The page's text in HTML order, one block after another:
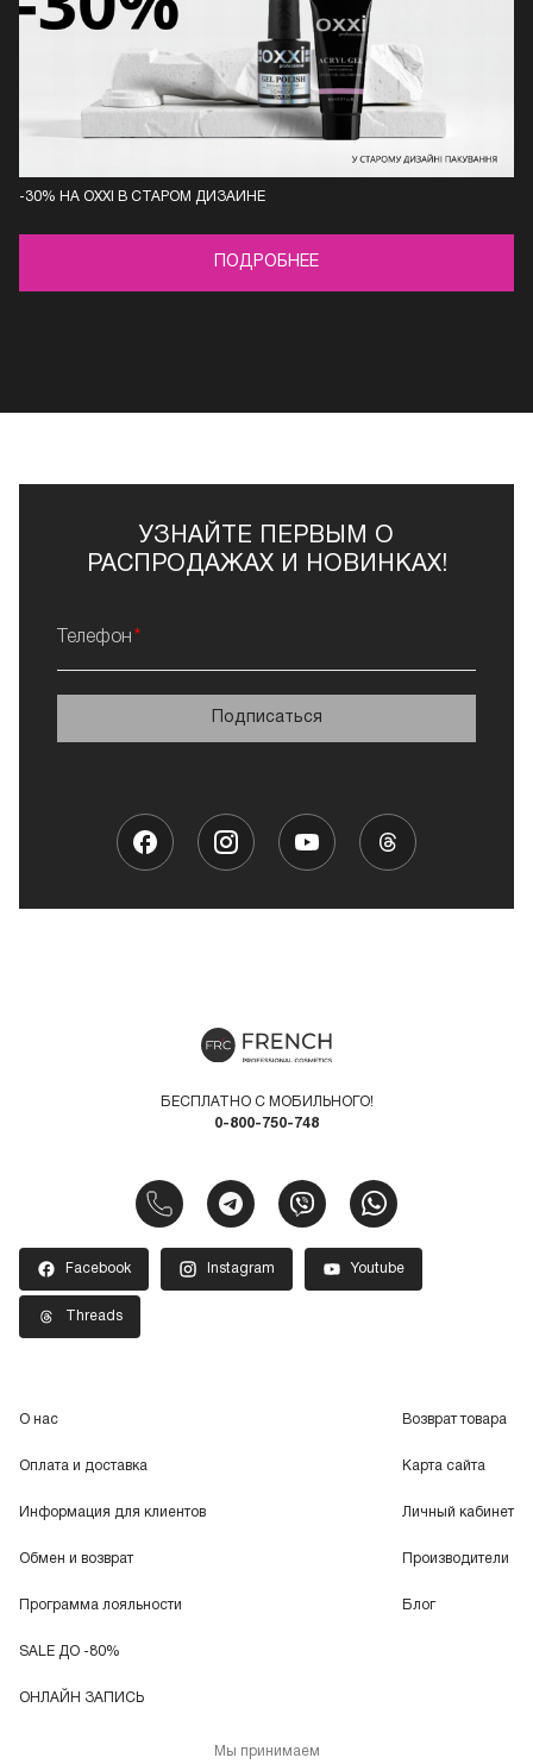
-30% НА OXXI В СТАРОМ ДИЗАЙНЕ
ПОДРОБНЕЕ
УЗНАЙТЕ ПЕРВЫМ О
РАСПРОДАЖАХ И НОВИНКАХ!
Телефон
Подписаться
БЕСПЛАТНО С МОБИЛЬНОГО!
0-800-750-748
Facebook Instagram Youtube
Threads
О нас
Оплата и доставка
Информация для клиентов
Обмен и возврат
Программа лояльности
SALE ДО -80%
ОНЛАЙН ЗАПИСЬ
Возврат товара
Карта сайта
Личный кабинет
Производители
Блог
Мы принимаем